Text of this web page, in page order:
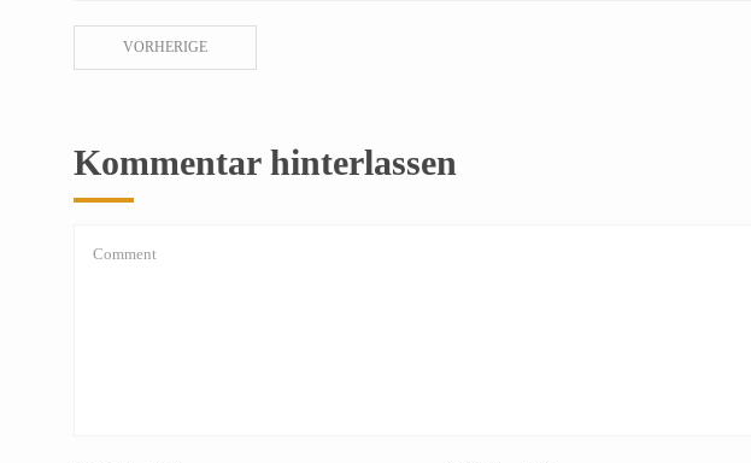
VORHERIGE
Kommentar hinterlassen